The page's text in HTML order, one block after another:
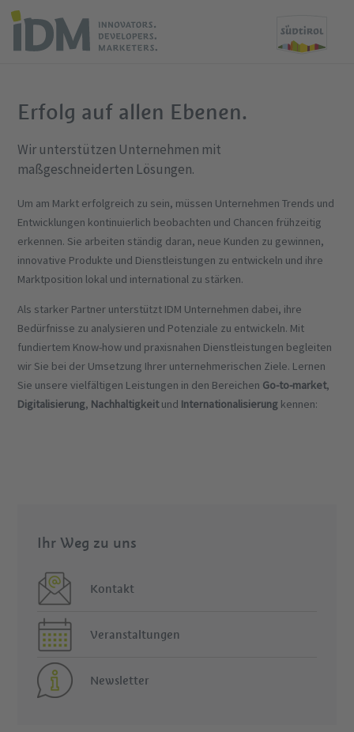
Erfolg auf allen Ebenen.
Wir unterstützen Unternehmen mit
maßgeschneiderten Lösungen.
Um am Markt erfolgreich zu sein, müssen Unternehmen Trends und
Entwicklungen kontinuierlich beobachten und Chancen frühzeitig
erkennen. Sie arbeiten ständig daran, neue Kunden zu gewinnen,
innovative Produkte und Dienstleistungen zu entwickeln und ihre
Marktposition lokal und international zu stärken.
Als starker Partner unterstützt IDM Unternehmen dabei, ihre
Bedürfnisse zu analysieren und Potenziale zu entwickeln. Mit
fundiertem Know-how und praxisnahen Dienstleistungen begleiten
wir Sie bei der Umsetzung Ihrer unternehmerischen Ziele. Lernen
Sie unsere vielfältigen Leistungen in den Bereichen Go-to-market​,
Digitalisierung, Nachhaltigkeitund Internationalisierung kennen:
Ihr Weg zu uns
Kontakt
Veranstaltungen
Newsletter